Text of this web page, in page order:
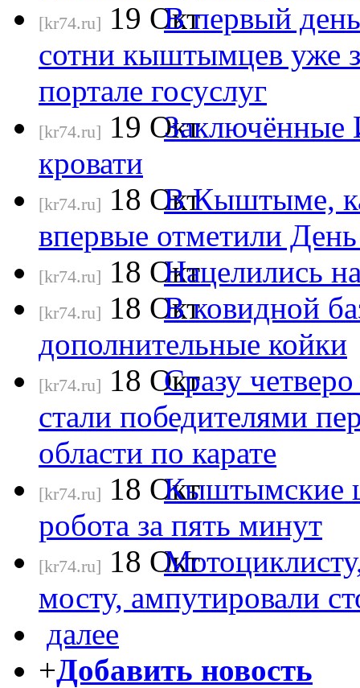
[kr74.ru] 19 Окт
В первый
сотни кыштымцев уже
портале госуслуг
[kr74.ru] 19 Окт
Заключённые
кровати
[kr74.ru] 18 Окт
В Кыштыме,
впервые отметили
[kr74.ru] 18 Окт
Нацелились
[kr74.ru] 18 Окт
В ковидной
дополнительные койки
[kr74.ru] 18 Окт
Сразу
стали победителями
области по карате
[kr74.ru] 18 Окт
Кыштымские
робота за пять минут
[kr74.ru] 18 Окт
мосту, ампутировали
далее
+Добавить новость